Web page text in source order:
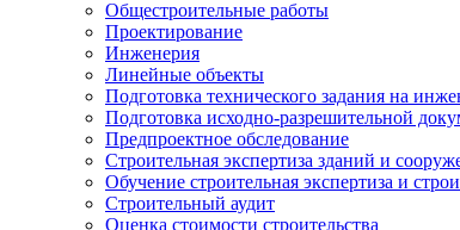
Общестроительные работы
Проектирование
Инженерия
Линейные объекты
Подготовка технического задания на
Подготовка исходно-разрешительной
Предпроектное обследование
Строительная экспертиза зданий и
Обучение строительная экспертиза и
Строительный аудит
Оценка стоимости строительства